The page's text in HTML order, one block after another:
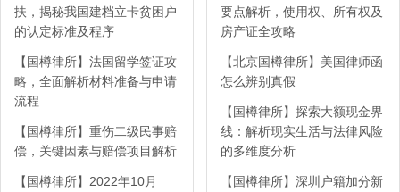
扶，揭秘我国建档立卡贫困户
的认定标准及程序
【国樽律所】法国留学签证攻
略，全面解析材料准备与申请
流程
【国樽律所】重伤二级民事赔
偿，关键因素与赔偿项目解析
【国樽律所】2022年10月
要点解析，使用权、所有权及
房产证全攻略
【北京国樽律所】美国律师函
怎么辨别真假
【国樽律所】探索大额现金界
线：解析现实生活与法律风险
的多维度分析
【国樽律所】深圳户籍加分新